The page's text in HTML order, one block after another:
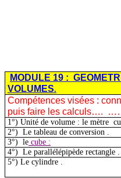
MODULE 19 :
VOLUMES.
Compétences visées :
puis faire les calculs….
1°) Unité de volume : le mètre
2°) Le tableau de conversion .
3°) le cube :
4°) Le parallélépipède rectangle .
5°) Le cylindre .